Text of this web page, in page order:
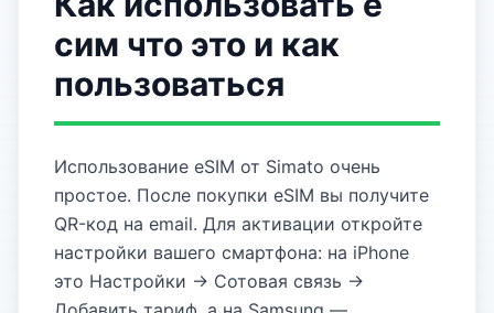
сим что это и как
пользоваться
Использование eSIM от Simato очень
простое. После покупки eSIM вы получите
QR-код на email. Для активации откройте
настройки вашего смартфона: на iPhone
это Настройки → Сотовая связь →